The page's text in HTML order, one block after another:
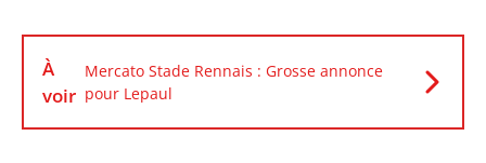
À
voir
Mercato Stade Rennais : Grosse annonce
pour Lepaul